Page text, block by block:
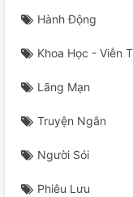
Hành Động
Khoa Học - Viễn
Lãng Mạn
Truyện Ngắn
Người Sói
Phiêu Lưu